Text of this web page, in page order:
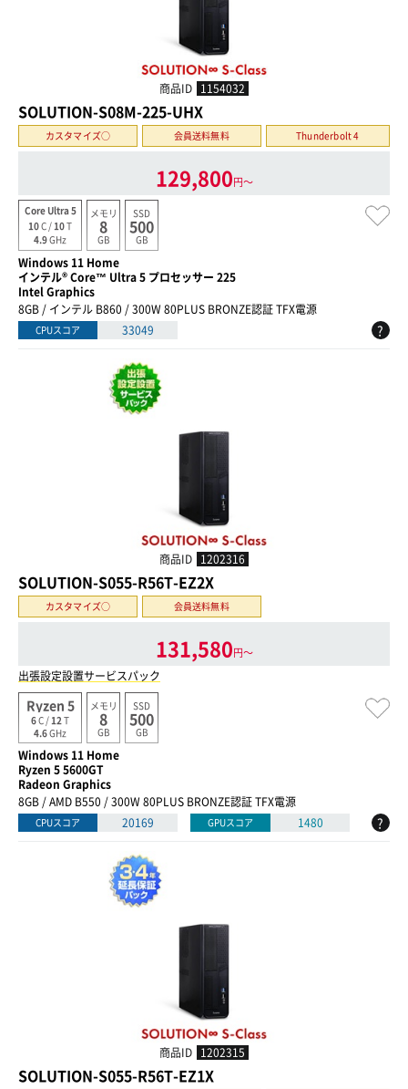
商品ID 1154032
SOLUTION-S08M-225-UHX
カスタマイズ○ 会員送料無料 Thunderbolt 4
129,800円〜
Core Ultra 5
10C / 10T
4.9GHz
メモリ
8
GB
SSD
500
GB
Windows 11 Home
インテル® Core™ Ultra 5 プロセッサー 225
Intel Graphics
8GB / インテル B860 / 300W 80PLUS BRONZE認証 TFX電源
CPUスコア 33049 ?
商品ID 1202316
SOLUTION-S055-R56T-EZ2X
カスタマイズ○ 会員送料無料
131,580円〜
出張設定設置サービスパック
Ryzen 5
6C / 12 T
4.6GHz
メモリ
8
GB
SSD
500
GB
Windows 11 Home
Ryzen 5 5600GT
Radeon Graphics
8GB / AMD B550 / 300W 80PLUS BRONZE認証 TFX電源
CPUスコア 20169 GPUスコア 1480 ?
商品ID 1202315
SOLUTION-S055-R56T-EZ1X